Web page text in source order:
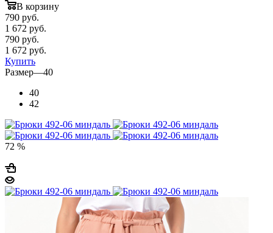
В корзину
790 руб.
1 672 руб.
790 руб.
1 672 руб.
Купить
Размер—40
40
42
72 %